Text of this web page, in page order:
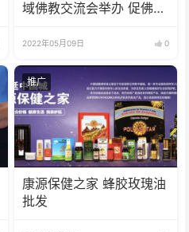
域佛教交流会举办 促佛教
2022年05月09日 0
推广
康源保健之家 蜂胶玫瑰油
批发